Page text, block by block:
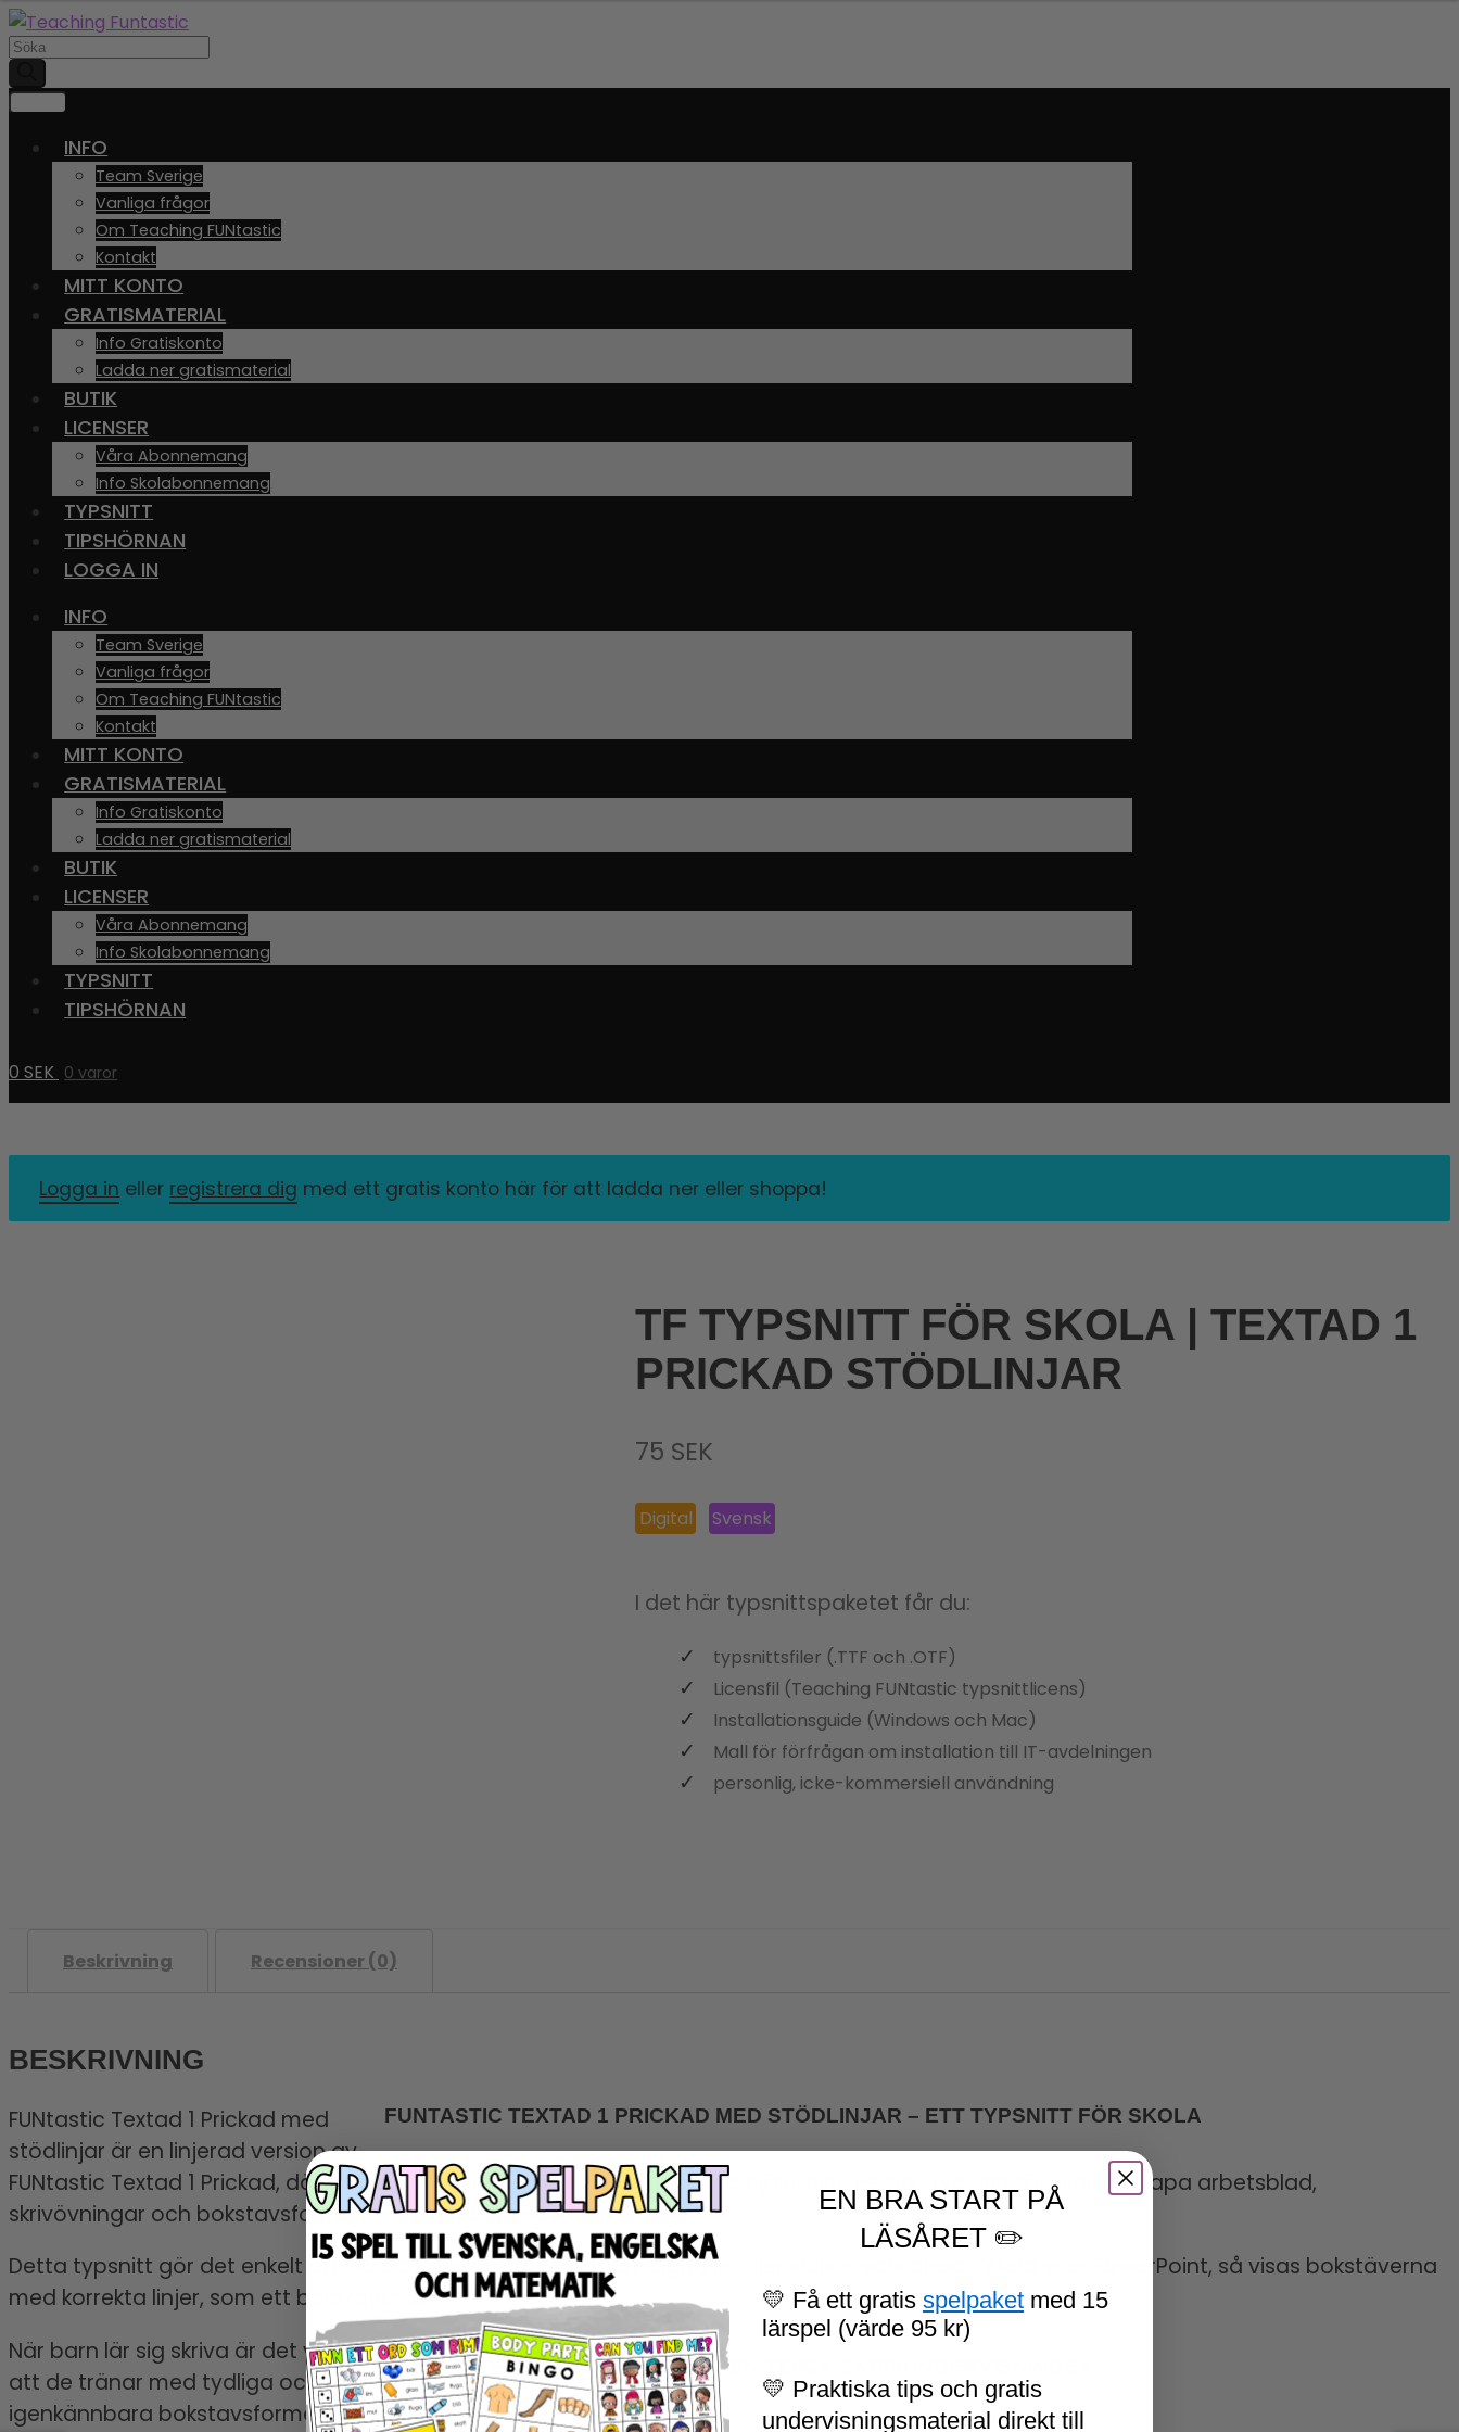
Hoppa
till
Gå
till
Produktsökning
INFO
Team Sverige
Vanliga frågor
Om Teaching FUNtastic
Kontakt
MITT KONTO
GRATISMATERIAL
Info Gratiskonto
Ladda ner gratismaterial
BUTIK
LICENSER
Våra Abonnemang
Info Skolabonnemang
TYPSNITT
TIPSHÖRNAN
LOGGA IN
INFO
Team Sverige
Vanliga frågor
Om Teaching FUNtastic
Kontakt
MITT KONTO
GRATISMATERIAL
Info Gratiskonto
Ladda ner gratismaterial
BUTIK
LICENSER
Våra Abonnemang
Info Skolabonnemang
TYPSNITT
TIPSHÖRNAN
0 SEK 0 varor
Logga in eller registrera dig med ett gratis konto här för att ladda ner eller shoppa!
TF TYPSNITT FÖR SKOLA | TEXTAD 1
PRICKAD STÖDLINJAR
75 SEK
Digital Svensk
I det här typsnittspaketet får du:
typsnittsfiler (.TTF och .OTF)
Licensfil (Teaching FUNtastic typsnittlicens)
Installationsguide (Windows och Mac)
Mall för förfrågan om installation till IT-avdelningen
personlig, icke-kommersiell användning
Beskrivning Recensioner (0)
BESKRIVNING
FUNTASTIC TEXTAD 1 PRICKAD MED STÖDLINJAR – ETT TYPSNITT FÖR SKOLA
FUNtastic Textad 1 Prickad med
stödlinjar är en linjerad version av
FUNtastic Textad 1 Prickad, där bokstäverna automatiskt placeras med hjälplinjer. Perfekt typsnitt för skola – skapa arbetsblad,
skrivövningar och bokstavsformande i den första skrivinlärningen!
Detta typsnitt gör det enkelt att skapa skrivövningar utan att lägga in linjer själv – skriv direkt i Word eller PowerPoint, så visas bokstäverna
med korrekta linjer, som ett bokstavshus.
PERFEKT FÖR SKRIVTRÄNING I DEN TIDIGA SKRIVUNDERVISNINGEN
När barn lär sig skriva är det viktigt
att de tränar med tydliga och
igenkännbara bokstavsformer. Med
EN BRA START PÅ
LÄSÅRET ✏️
💛 Få ett gratis spelpaket med 15
lärspel (värde 95 kr)
💛 Praktiska tips och gratis
undervisningsmaterial direkt till